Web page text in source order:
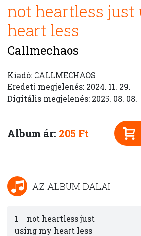
not heartless just
heart less
Callmechaos
Kiadó: CALLMECHAOS
Eredeti megjelenés: 2024. 11. 29.
Digitális megjelenés: 2025. 08. 08.
Album ár: 205 Ft
AZ ALBUM DALAI
1
not heartless just
using my heart less